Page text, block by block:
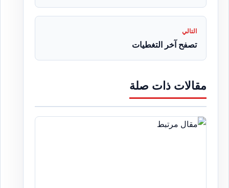
التالي
تصفح آخر التغطيات
مقالات ذات صلة